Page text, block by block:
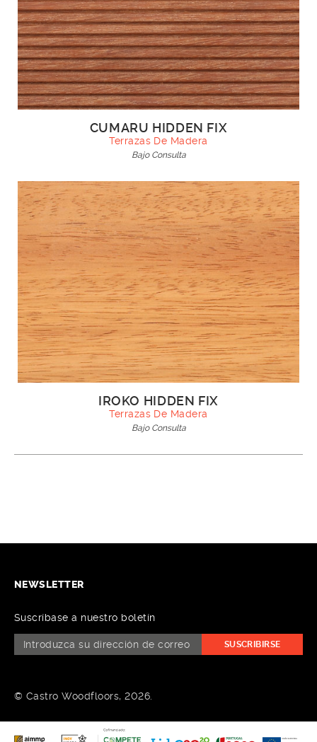
CUMARU HIDDEN FIX
Terrazas De Madera
Bajo Consulta
IROKO HIDDEN FIX
Terrazas De Madera
Bajo Consulta
NEWSLETTER
Suscríbase a nuestro boletín
SUSCRIBIRSE
© Castro Woodfloors, 2026.